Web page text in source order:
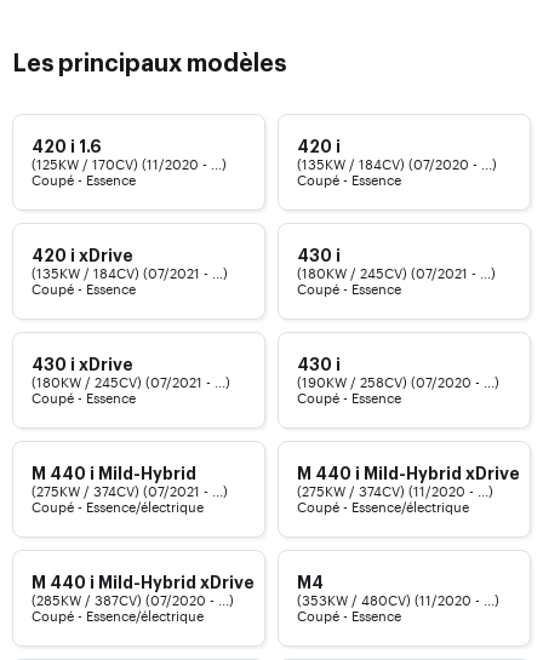
Les principaux modèles
420 i 1.6
(125KW / 170CV) (11/2020 - ...)
Coupé - Essence
420 i
(135KW / 184CV) (07/2020 - ...)
Coupé - Essence
420 i xDrive
(135KW / 184CV) (07/2021 - ...)
Coupé - Essence
430 i
(180KW / 245CV) (07/2021 - ...)
Coupé - Essence
430 i xDrive
(180KW / 245CV) (07/2021 - ...)
Coupé - Essence
430 i
(190KW / 258CV) (07/2020 - ...)
Coupé - Essence
M 440 i Mild-Hybrid
(275KW / 374CV) (07/2021 - ...)
Coupé - Essence/électrique
M 440 i Mild-Hybrid xDrive
(275KW / 374CV) (11/2020 - ...)
Coupé - Essence/électrique
M 440 i Mild-Hybrid xDrive
(285KW / 387CV) (07/2020 - ...)
Coupé - Essence/électrique
M4
(353KW / 480CV) (11/2020 - ...)
Coupé - Essence